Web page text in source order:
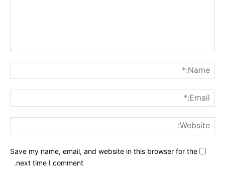
Save my name, email, and website in this browser for the
next time I comment.